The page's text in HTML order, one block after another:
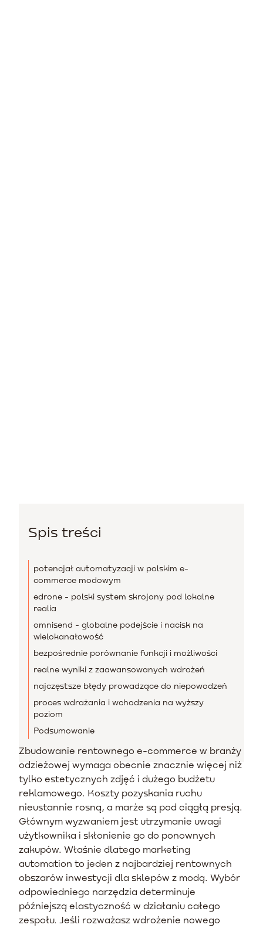
Spis treści
potencjał automatyzacji w polskim e-
commerce modowym
edrone - polski system skrojony pod lokalne
realia
omnisend - globalne podejście i nacisk na
wielokanałowość
bezpośrednie porównanie funkcji i możliwości
realne wyniki z zaawansowanych wdrożeń
najczęstsze błędy prowadzące do niepowodzeń
proces wdrażania i wchodzenia na wyższy
poziom
Podsumowanie
Zbudowanie rentownego e-commerce w branży
odzieżowej wymaga obecnie znacznie więcej niż
tylko estetycznych zdjęć i dużego budżetu
reklamowego. Koszty pozyskania ruchu
nieustannie rosną, a marże są pod ciągłą presją.
Głównym wyzwaniem jest utrzymanie uwagi
użytkownika i skłonienie go do ponownych
zakupów. Właśnie dlatego marketing
automation to jeden z najbardziej rentownych
obszarów inwestycji dla sklepów z modą. Wybór
odpowiedniego narzędzia determinuje
późniejszą elastyczność w działaniu całego
zespołu. Jeśli rozważasz wdrożenie nowego